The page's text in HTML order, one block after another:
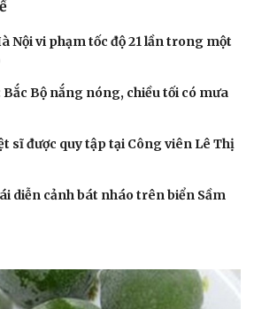
Nội vi phạm tốc độ 21 lần trong một
Bộ nắng nóng, chiều tối có mưa
sĩ được quy tập tại Công viên Lê Thị
diễn cảnh bát nháo trên biển Sầm